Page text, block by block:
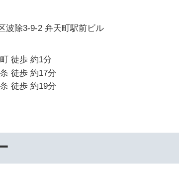
波除3-9-2 弁天町駅前ビル
徒歩 約1分
徒歩 約17分
徒歩 約19分